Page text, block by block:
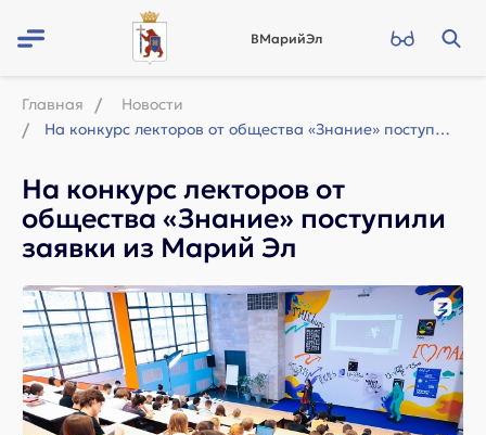
ВМарийЭл
Главная
Новости
На конкурс лекторов от общества «Знание» поступили заявки из Марий Эл
На конкурс лекторов от
общества «Знание» поступили
заявки из Марий Эл